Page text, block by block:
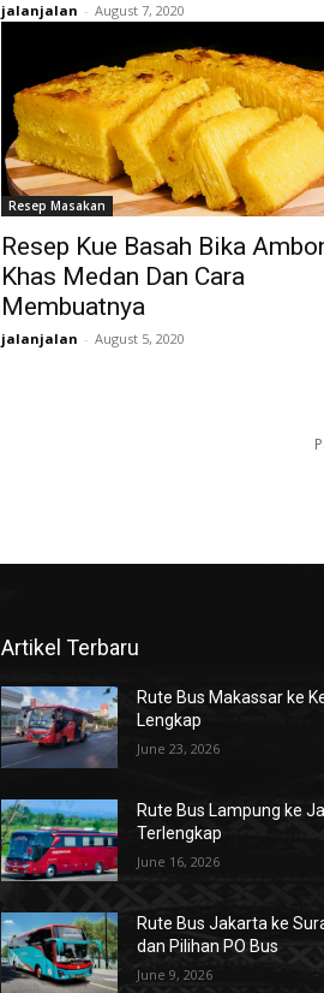
jalanjalan - August 7, 2020
Resep Masakan
Resep Kue Basah Bika
Khas Medan Dan Cara
Membuatnya
jalanjalan - August 5, 2020
Artikel Terbaru
Rute Bus Makassar ke
Lengkap
June 23, 2026
Rute Bus Lampung ke
Terlengkap
June 16, 2026
Rute Bus Jakarta ke
dan Pilihan PO Bus
June 9, 2026